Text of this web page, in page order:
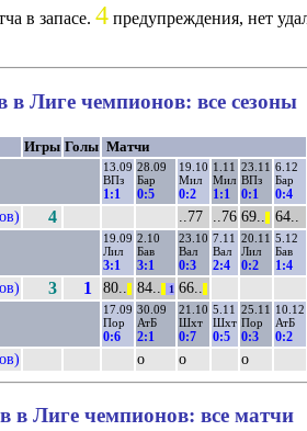
в запасе. 4предупреждения, нет
в Лиге чемпионов: все сезоны
Игры Голы Матчи
13.09
ВПз
1:1
28.09
Бар
0:5
19.10
Мил
0:2
1.11
Мил
1:1
23.11
ВПз
0:1
6.12
Бар
0:4
4 ..77 ..76 69.. 64..
19.09
Лил
3:1
2.10
Бав
3:1
23.10
Вал
0:3
7.11
Вал
2:4
20.11
Лил
0:2
5.12
Бав
1:4
3 1 80.. 84.. 1 66..
17.09
Пор
0:6
30.09
АтБ
2:1
21.10
Шхт
0:7
5.11
Шхт
0:5
25.11
Пор
0:3
10.12
АтБ
0:2
о о о
в Лиге чемпионов: все матчи